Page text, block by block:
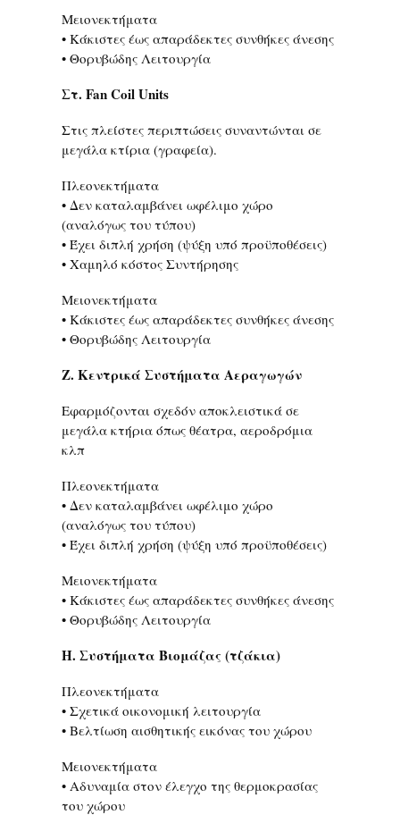
Μειονεκτήματα
• Κάκιστες έως απαράδεκτες συνθήκες άνεσης
• Θορυβώδης Λειτουργία
Στ. Fan Coil Units
Στις πλείστες περιπτώσεις συναντώνται σε
μεγάλα κτίρια (γραφεία).
Πλεονεκτήματα
• Δεν καταλαμβάνει ωφέλιμο χώρο
(αναλόγως του τύπου)
• Έχει διπλή χρήση (ψύξη υπό προϋποθέσεις)
• Χαμηλό κόστος Συντήρησης
Μειονεκτήματα
• Κάκιστες έως απαράδεκτες συνθήκες άνεσης
• Θορυβώδης Λειτουργία
Ζ. Κεντρικά Συστήματα Αεραγωγών
Εφαρμόζονται σχεδόν αποκλειστικά σε
μεγάλα κτήρια όπως θέατρα, αεροδρόμια
κλπ
Πλεονεκτήματα
• Δεν καταλαμβάνει ωφέλιμο χώρο
(αναλόγως του τύπου)
• Έχει διπλή χρήση (ψύξη υπό προϋποθέσεις)
Μειονεκτήματα
• Κάκιστες έως απαράδεκτες συνθήκες άνεσης
• Θορυβώδης Λειτουργία
Η. Συστήματα Βιομάζας (τζάκια)
Πλεονεκτήματα
• Σχετικά οικονομική λειτουργία
• Βελτίωση αισθητικής εικόνας του χώρου
Μειονεκτήματα
• Αδυναμία στον έλεγχο της θερμοκρασίας
του χώρου